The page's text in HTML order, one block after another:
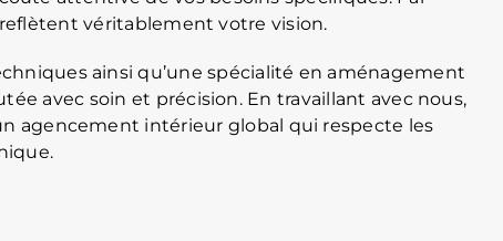
véritablement votre vision.
ainsi qu’une spécialité en aménagement
avec soin et précision. En travaillant avec nous,
agencement intérieur global qui respecte les